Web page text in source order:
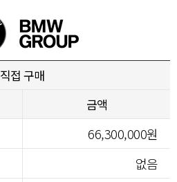
직접 구매
금액
66,300,000원
없음